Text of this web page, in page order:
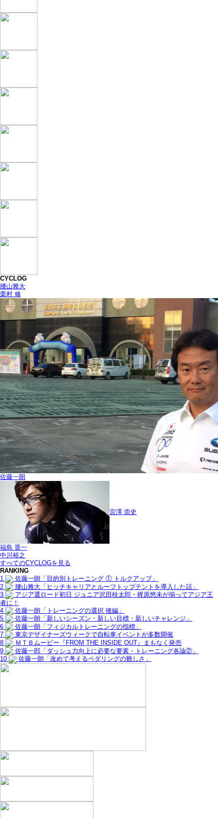
CYCLOG
腰山雅大
栗村 修
佐藤一朗
宮澤 崇史
福島 晋一
中川裕之
すべてのCYCLOGを見る
RANKING
1
佐藤一朗「目的別トレーニング ① トルクアップ」
2
腰山雅大「ヒッチキャリアとルーフトップテントを導入した話」
3
アジア選ロード初日 ジュニア沢田桂太郎・梶原悠未が揃ってアジア王
者に！
4
佐藤一朗「トレーニングの選択 後編」
5
佐藤一朗「新しいシーズン・新しい目標・新しいチャレンジ」
6
佐藤一朗「フィジカルトレーニングの指標」
7
東京デザイナーズウィークで自転車イベントが多数開催
8
ＭＴＢムービー『FROM THE INSIDE OUT』まもなく発売
9
佐藤一郎「ダッシュ力向上に必要な要素・トレーニング各論②」
10
佐藤一朗「改めて考えるペダリングの難しさ」